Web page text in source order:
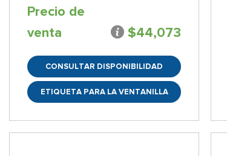
Precio de
venta
$44,073
CONSULTAR DISPONIBILIDAD
ETIQUETA PARA LA VENTANILLA